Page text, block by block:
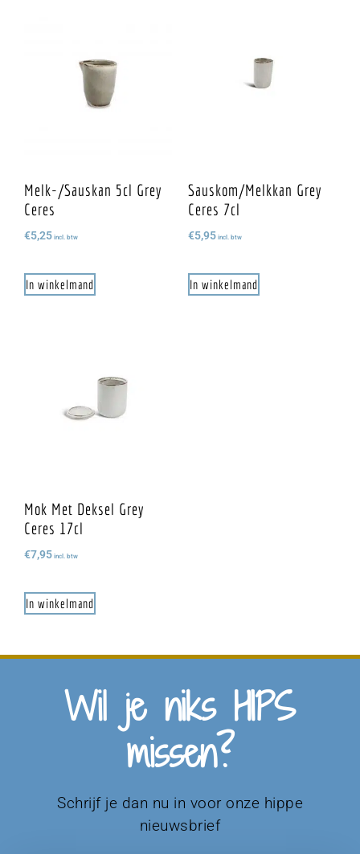
Melk-/sauskan 5cl Grey
Ceres
€5,25 incl. btw
In winkelmand
Sauskom/melkkan Grey
Ceres 7cl
€5,95 incl. btw
In winkelmand
Mok Met Deksel Grey
Ceres 17cl
€7,95 incl. btw
In winkelmand
Wil je niks HIPS
missen?
Schrijf je dan nu in voor onze hippe
nieuwsbrief